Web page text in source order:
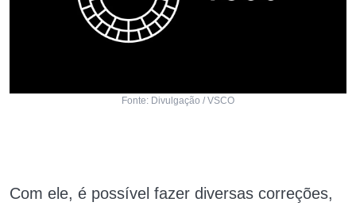
Fonte: Divulgação / VSCO
Com ele, é possível fazer diversas correções,